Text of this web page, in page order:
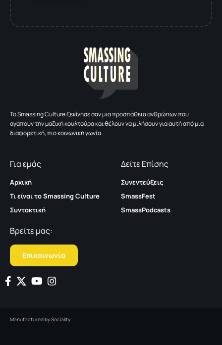
To Smassing Culture ξεκίνησε σαν μια προσπάθεια ανθρώπων που
αγαπούν την μαζική κουλτούρα και θέλουν να μιλήσουν για αυτή από μια
διαφορετική, πιο κοινωνική γωνία.
Για εμάς
Αρχική
Τι είναι το Smassing Culture
Συντακτική
Δείτε Επίσης
Συνεντεύξεις
SmassFest
SmassPodcasts
Βρείτε μας:
Επικοινωνία
Manufactured bySociality